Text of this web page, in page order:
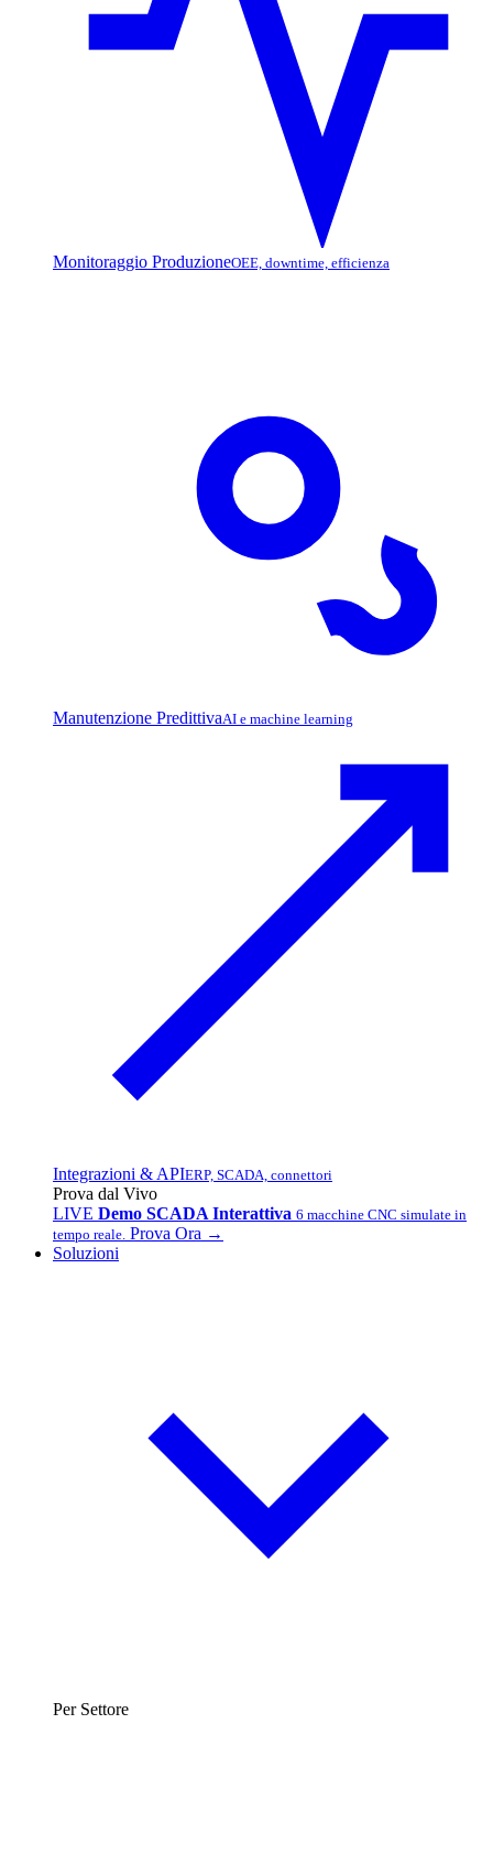
Monitoraggio ProduzioneOEE, downtime, efficienza
Manutenzione PredittivaAI e machine learning
Integrazioni & APIERP, SCADA, connettori
Prova dal Vivo
LIVE Demo SCADA Interattiva 6 macchine CNC simulate in
tempo reale. Prova Ora →
Soluzioni
Per Settore